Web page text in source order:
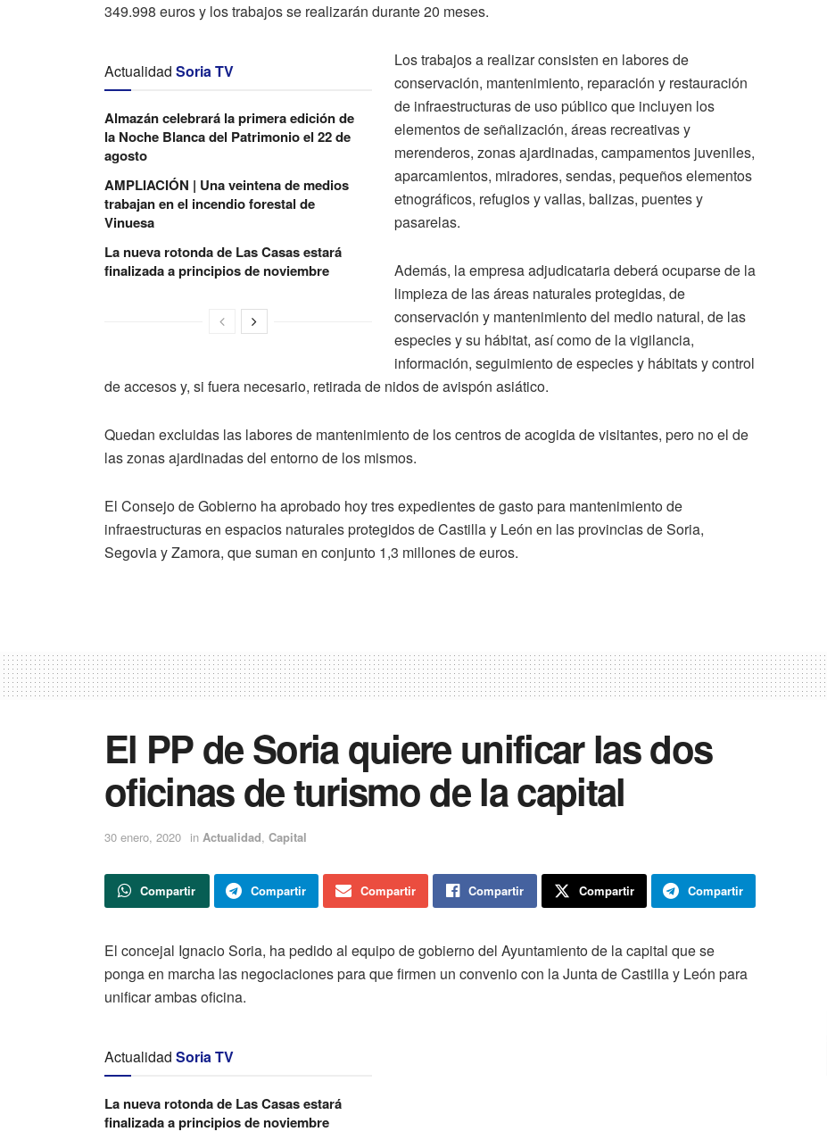
349.998 euros y los trabajos se realizarán durante 20 meses.
Actualidad Soria TV
Almazán celebrará la primera edición de
la Noche Blanca del Patrimonio el 22 de
agosto
AMPLIACIÓN | Una veintena de medios
trabajan en el incendio forestal de
Vinuesa
La nueva rotonda de Las Casas estará
finalizada a principios de noviembre
Los trabajos a realizar consisten en labores de
conservación, mantenimiento, reparación y restauración
de infraestructuras de uso público que incluyen los
elementos de señalización, áreas recreativas y
merenderos, zonas ajardinadas, campamentos juveniles,
aparcamientos, miradores, sendas, pequeños elementos
etnográficos, refugios y vallas, balizas, puentes y
pasarelas.
Además, la empresa adjudicataria deberá ocuparse de la
limpieza de las áreas naturales protegidas, de
conservación y mantenimiento del medio natural, de las
especies y su hábitat, así como de la vigilancia,
información, seguimiento de especies y hábitats y control
de accesos y, si fuera necesario, retirada de nidos de avispón asiático.
Quedan excluidas las labores de mantenimiento de los centros de acogida de visitantes, pero no el de
las zonas ajardinadas del entorno de los mismos.
El Consejo de Gobierno ha aprobado hoy tres expedientes de gasto para mantenimiento de
infraestructuras en espacios naturales protegidos de Castilla y León en las provincias de Soria,
Segovia y Zamora, que suman en conjunto 1,3 millones de euros.
El PP de Soria quiere unificar las dos
oficinas de turismo de la capital
30 enero, 2020 in Actualidad, Capital
Compartir Compartir Compartir Compartir Compartir Compartir
El concejal Ignacio Soria, ha pedido al equipo de gobierno del Ayuntamiento de la capital que se
ponga en marcha las negociaciones para que firmen un convenio con la Junta de Castilla y León para
unificar ambas oficina.
Actualidad Soria TV
La nueva rotonda de Las Casas estará
finalizada a principios de noviembre